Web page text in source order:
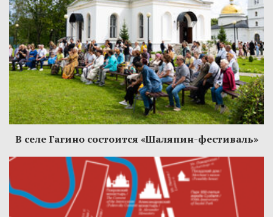
В селе Гагино состоится «Шаляпин-фестиваль»